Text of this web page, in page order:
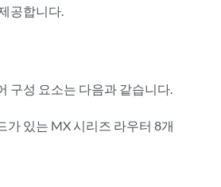
공합니다.
구성 요소는 다음과 같습니다.
가 있는 MX 시리즈 라우터 8개